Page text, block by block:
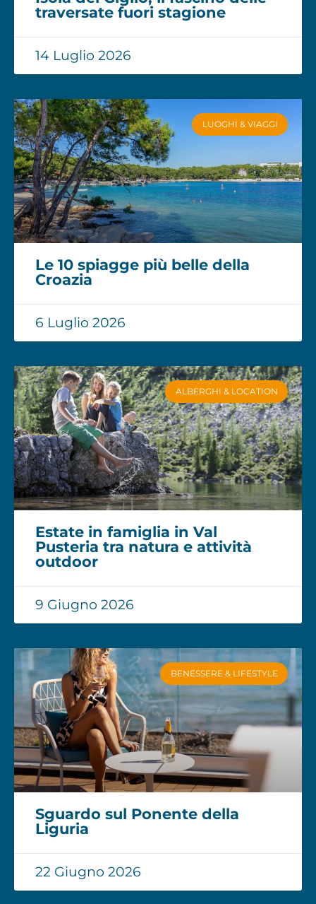
traversate fuori stagione
14 Luglio 2026
LUOGHI & VIAGGI
Le 10 spiagge più belle della
Croazia
6 Luglio 2026
ALBERGHI & LOCATION
Estate in famiglia in Val
Pusteria tra natura e attività
outdoor
9 Giugno 2026
BENESSERE & LIFESTYLE
Sguardo sul Ponente della
Liguria
22 Giugno 2026